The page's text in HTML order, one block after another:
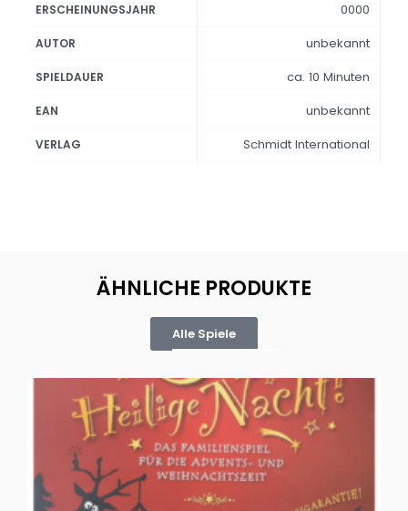
ERSCHEINUNGSJAHR 0000
AUTOR unbekannt
SPIELDAUER ca. 10 Minuten
EAN unbekannt
VERLAG Schmidt International
ÄHNLICHE PRODUKTE
Alle Spiele